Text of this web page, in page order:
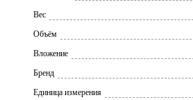
Вес
Объём
Вложение
Бренд
Единица измерения